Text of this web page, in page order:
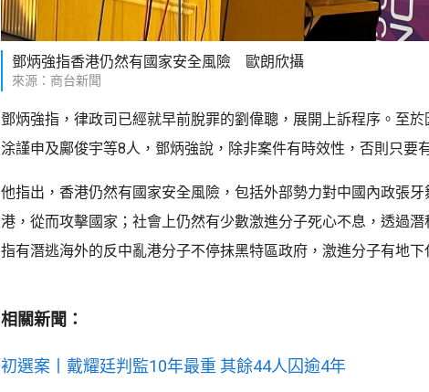
鄧炳強指香港仍然有國家安全風險 歐朗欣攝
來源：商台新聞
鄧炳強指，律政司已經就早前脫罪的劉偉聰，展開上訴程序。至
涂謹申及鄺俊宇等8人，鄧炳強說，除非案件有時效性，否則只要
他指出，香港仍然有國家安全風險，包括外部勢力對中國內政張
港，從而攻擊國家；社會上仍然有少數激進分子死心不息，透過
指有潛逃海外的反中亂港分子不停抹黑特區政府，激進分子有地下
相關新聞：
初選案丨戴耀廷判監10年最重 其餘44人囚逾4年